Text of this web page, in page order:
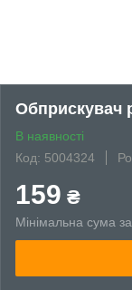
Обприскувач
В наявності
Код: 5004324
159 ₴
Мінімальна сума